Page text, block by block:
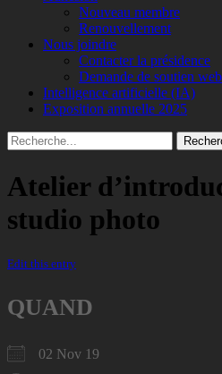
Nouveau membre
Renouvellement
Nous joindre
Contacter la présidence
Demande de soutien web
Intelligence artificielle (IA)
Exposition annuelle 2025
Recherche
Rechercher :
Atelier
studio photo
Edit this entry
QUAND
02 Nov 19